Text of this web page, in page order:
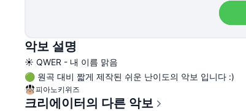
악보 설명
☀️ QWER - 내 이름 맑음
🟢 원곡 대비 짧게 제작된 쉬운 난이도의 악보 입니다 :)
피아노키위즈
크리에이터의 다른 악보